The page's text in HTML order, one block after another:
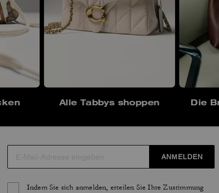
Alle Tabbys shoppen Die
ANMELDEN
Indem Sie sich anmelden, erteilen Sie Ihre Zustimmung